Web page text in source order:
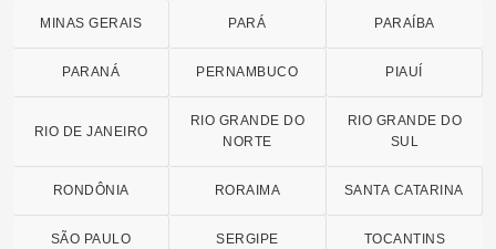
MINAS GERAIS PARÁ PARAÍBA
PARANÁ PERNAMBUCO PIAUÍ
RIO DE JANEIRO
RIO GRANDE DO
NORTE
RIO GRANDE DO
SUL
RONDÔNIA RORAIMA SANTA CATARINA
SÃO PAULO SERGIPE TOCANTINS